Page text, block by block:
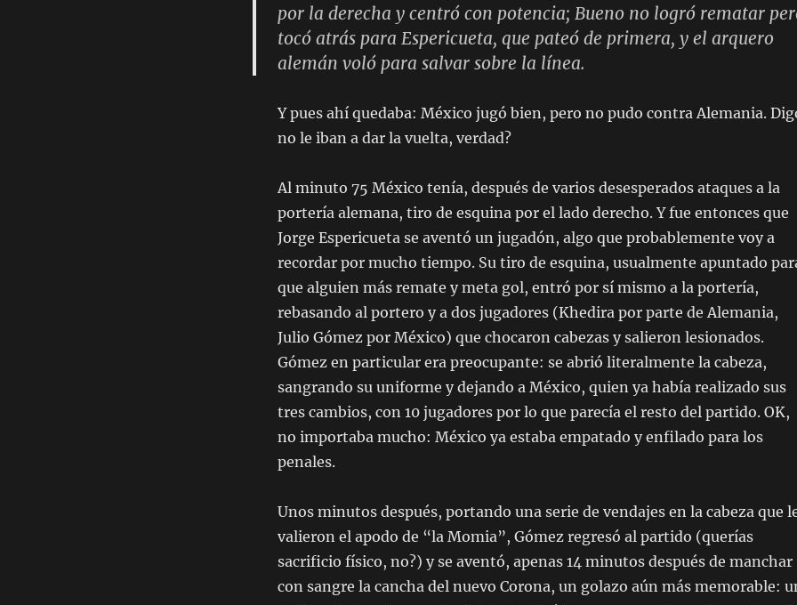
por la derecha y centró con potencia; Bueno no logró rematar
tocó atrás para Espericueta, que pateó de primera, y el arquero
alemán voló para salvar sobre la línea.
Y pues ahí quedaba: México jugó bien, pero no pudo contra Alemania.
no le iban a dar la vuelta, verdad?
Al minuto 75 México tenía, después de varios desesperados ataques a la
portería alemana, tiro de esquina por el lado derecho. Y fue entonces que
Jorge Espericueta se aventó un jugadón, algo que probablemente voy a
recordar por mucho tiempo. Su tiro de esquina, usualmente apuntado
que alguien más remate y meta gol, entró por sí mismo a la portería,
rebasando al portero y a dos jugadores (Khedira por parte de Alemania,
Julio Gómez por México) que chocaron cabezas y salieron lesionados.
Gómez en particular era preocupante: se abrió literalmente la cabeza,
sangrando su uniforme y dejando a México, quien ya había realizado sus
tres cambios, con 10 jugadores por lo que parecía el resto del partido. OK,
no importaba mucho: México ya estaba empatado y enfilado para los
penales.
Unos minutos después, portando una serie de vendajes en la cabeza que
valieron el apodo de “la Momia”, Gómez regresó al partido (querías
sacrificio físico, no?) y se aventó, apenas 14 minutos después de manchar
con sangre la cancha del nuevo Corona, un golazo aún más memorable: